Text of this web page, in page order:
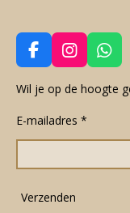
F
a
c
b
o
k
I
n
s
a
g
a
m
W
h
a
A
p
Wil je op de hoogte
E-mailadres *
Verzenden